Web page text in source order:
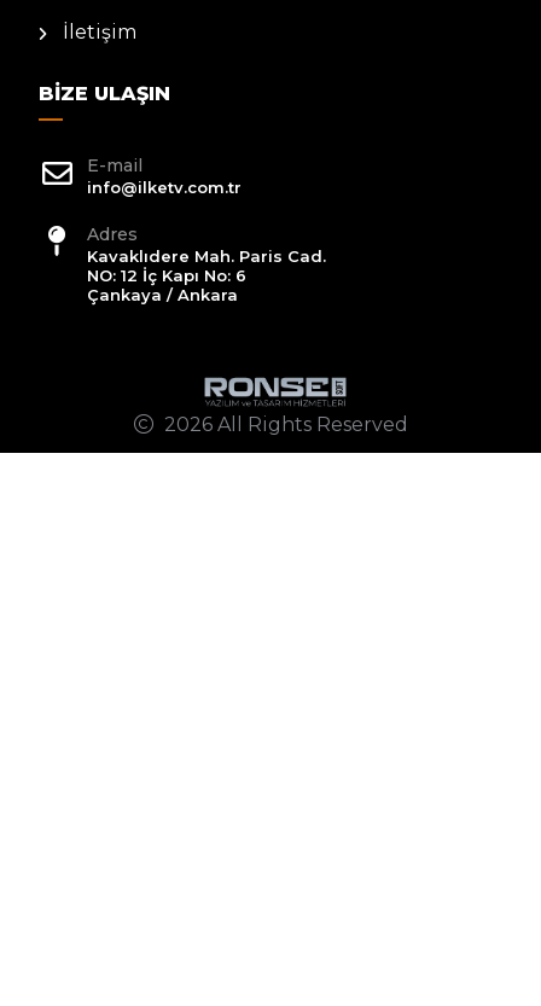
İletişim
BIZE ULAŞIN
E-mail
info@ilketv.com.tr
Adres
Kavaklıdere Mah. Paris Cad.
NO: 12 İç Kapı No: 6
Çankaya / Ankara
2026 All Rights Reserved